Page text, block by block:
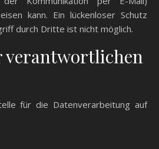
kann. Ein lückenloser Schutz
durch Dritte ist nicht möglich.
verantwortlichen
für die Datenverarbeitung auf